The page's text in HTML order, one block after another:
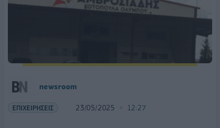
newsroom
ΕΠΙΧΕΙΡΗΣΕΙΣ 23/05/2025 12:27